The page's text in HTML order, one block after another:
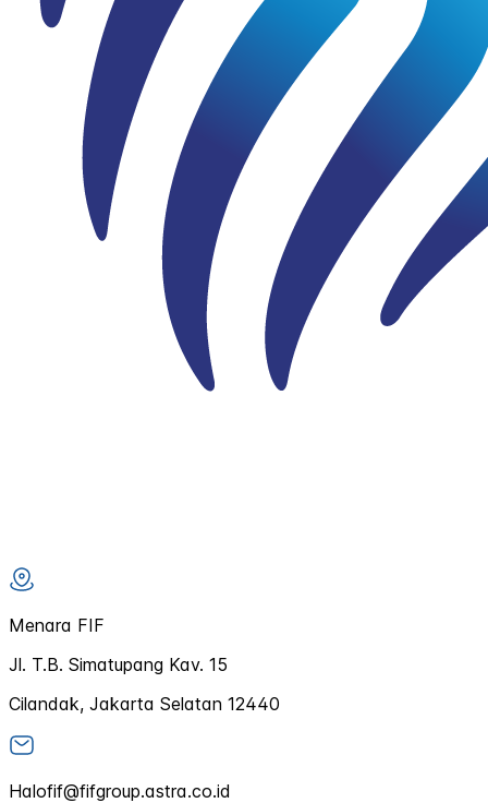
Menara FIF
Jl. T.B. Simatupang Kav. 15
Cilandak, Jakarta Selatan 12440
Halofif@fifgroup.astra.co.id